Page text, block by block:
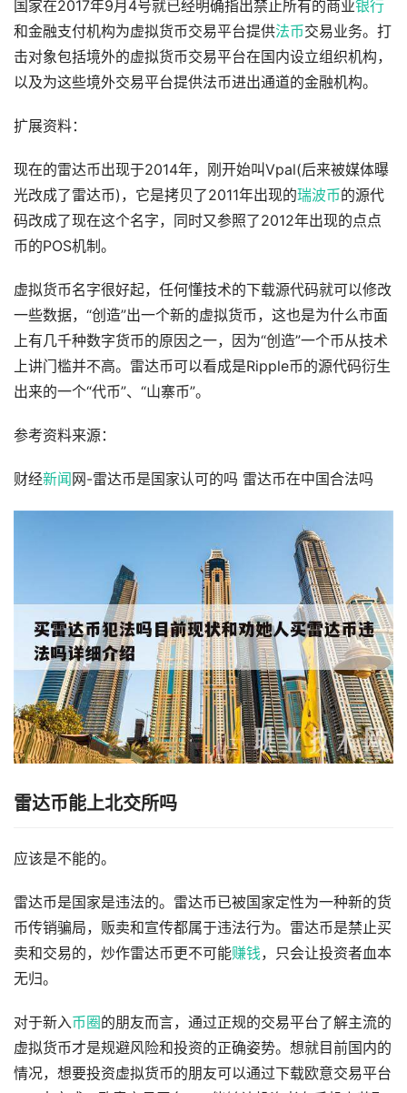
国家在2017年9月4号就已经明确指出禁止所有的商业银行
和金融支付机构为虚拟货币交易平台提供法币交易业务。打
击对象包括境外的虚拟货币交易平台在国内设立组织机构，
以及为这些境外交易平台提供法币进出通道的金融机构。
扩展资料：
现在的雷达币出现于2014年，刚开始叫Vpal(后来被媒体曝
光改成了雷达币)，它是拷贝了2011年出现的瑞波币的源代
码改成了现在这个名字，同时又参照了2012年出现的点点
币的POS机制。
虚拟货币名字很好起，任何懂技术的下载源代码就可以修改
一些数据，“创造”出一个新的虚拟货币，这也是为什么市面
上有几千种数字货币的原因之一，因为“创造”一个币从技术
上讲门槛并不高。雷达币可以看成是Ripple币的源代码衍生
出来的一个“代币”、“山寨币”。
参考资料来源：
财经新闻 网-雷达币是国家认可的吗 雷达币在中国合法吗
雷达币能上北交所吗
应该是不能的。
雷达币是国家是违法的。雷达币已被国家定性为一种新的货
币传销骗局，贩卖和宣传都属于违法行为。雷达币是禁止买
卖和交易的，炒作雷达币更不可能赚钱，只会让投资者血本
无归。
对于新入币圈 的朋友而言，通过正规的交易平台了解主流的
虚拟货币才是规避风险和投资的正确姿势。想就目前国内的
情况，想要投资虚拟货币的朋友可以通过下载欧意交易平台